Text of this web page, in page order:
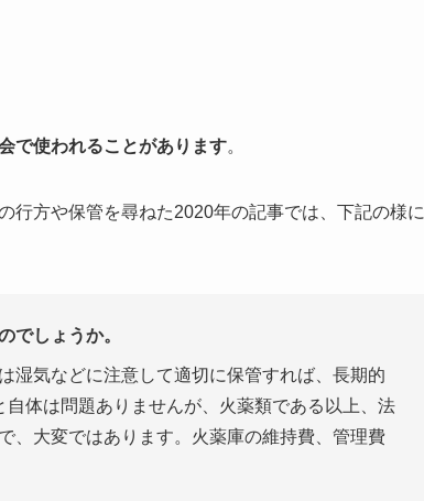
で使われることがあります。
行方や保管を尋ねた2020年の記事では、下記の様に
でしょうか。
湿気などに注意して適切に保管すれば、長期的
体は問題ありませんが、火薬類である以上、法
、大変ではあります。火薬庫の維持費、管理費